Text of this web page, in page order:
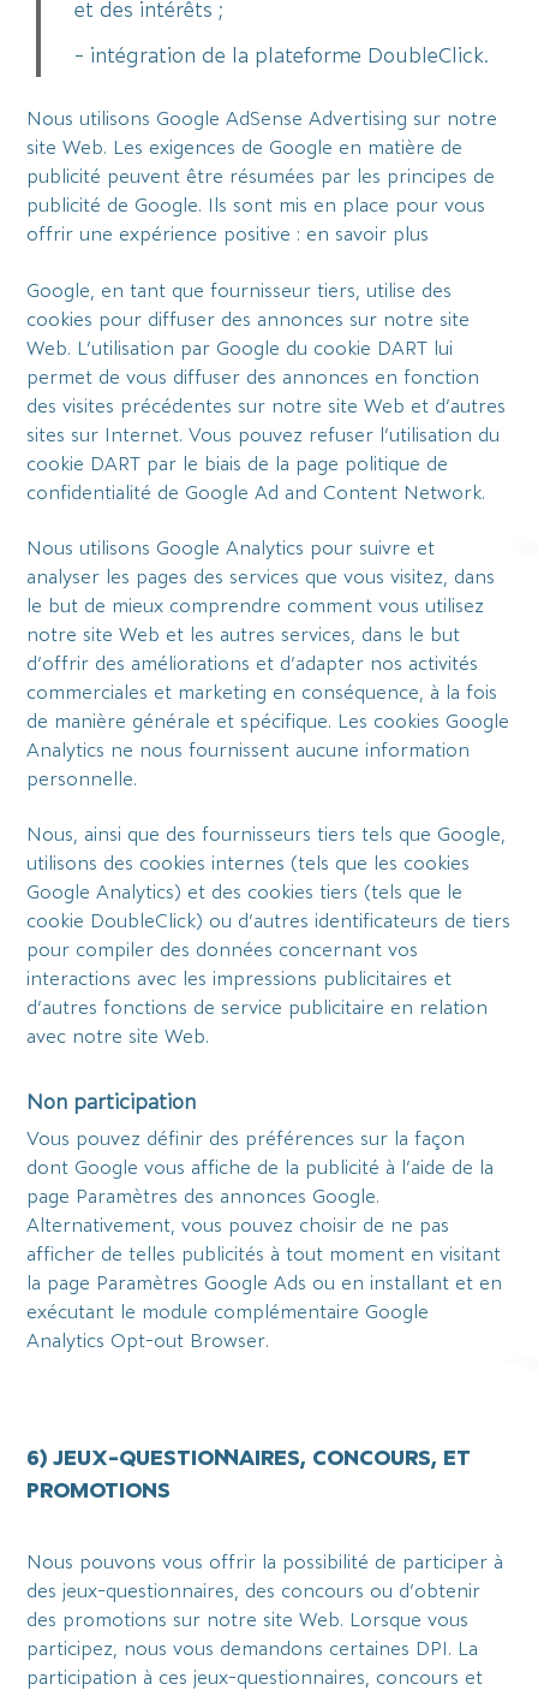
et des intérêts ;
- intégration de la plateforme DoubleClick.
Nous utilisons Google AdSense Advertising sur notre
site Web. Les exigences de Google en matière de
publicité peuvent être résumées par les principes de
publicité de Google. Ils sont mis en place pour vous
offrir une expérience positive : en savoir plus
Google, en tant que fournisseur tiers, utilise des
cookies pour diffuser des annonces sur notre site
Web. L’utilisation par Google du cookie DART lui
permet de vous diffuser des annonces en fonction
des visites précédentes sur notre site Web et d’autres
sites sur Internet. Vous pouvez refuser l’utilisation du
cookie DART par le biais de la page politique de
confidentialité de Google Ad and Content Network.
Nous utilisons Google Analytics pour suivre et
analyser les pages des services que vous visitez, dans
le but de mieux comprendre comment vous utilisez
notre site Web et les autres services, dans le but
d’offrir des améliorations et d’adapter nos activités
commerciales et marketing en conséquence, à la fois
de manière générale et spécifique. Les cookies Google
Analytics ne nous fournissent aucune information
personnelle.
Nous, ainsi que des fournisseurs tiers tels que Google,
utilisons des cookies internes (tels que les cookies
Google Analytics) et des cookies tiers (tels que le
cookie DoubleClick) ou d’autres identificateurs de tiers
pour compiler des données concernant vos
interactions avec les impressions publicitaires et
d’autres fonctions de service publicitaire en relation
avec notre site Web.
Non participation
Vous pouvez définir des préférences sur la façon
dont Google vous affiche de la publicité à l’aide de la
page Paramètres des annonces Google.
Alternativement, vous pouvez choisir de ne pas
afficher de telles publicités à tout moment en visitant
la page Paramètres Google Ads ou en installant et en
exécutant le module complémentaire Google
Analytics Opt-out Browser.
6) JEUX-QUESTIONNAIRES, CONCOURS, ET
PROMOTIONS
Nous pouvons vous offrir la possibilité de participer à
des jeux-questionnaires, des concours ou d’obtenir
des promotions sur notre site Web. Lorsque vous
participez, nous vous demandons certaines DPI. La
participation à ces jeux-questionnaires, concours et